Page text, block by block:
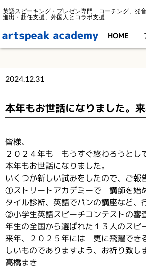
英語スピーキング・プレゼン専門 コーチング、発
進出・赴任支援、外国人とコラボ支援
HOME
2024.12.31
本年もお世話になりました。
皆様、
２０２４年も もうすぐ終わろうとし
本年もお世話になりました。
いくつか新しい試みをしたので、ご報
①ストリートアカデミーで 講師を始
タイル診断、英語でパンの講座など、
②小学生英語スピーチコンテストの審
年生の全国から選ばれた１３人のスピ
来年、２０２５年には 更に飛躍でき
しいものでありますよう、お祈り致し
髙橋まき